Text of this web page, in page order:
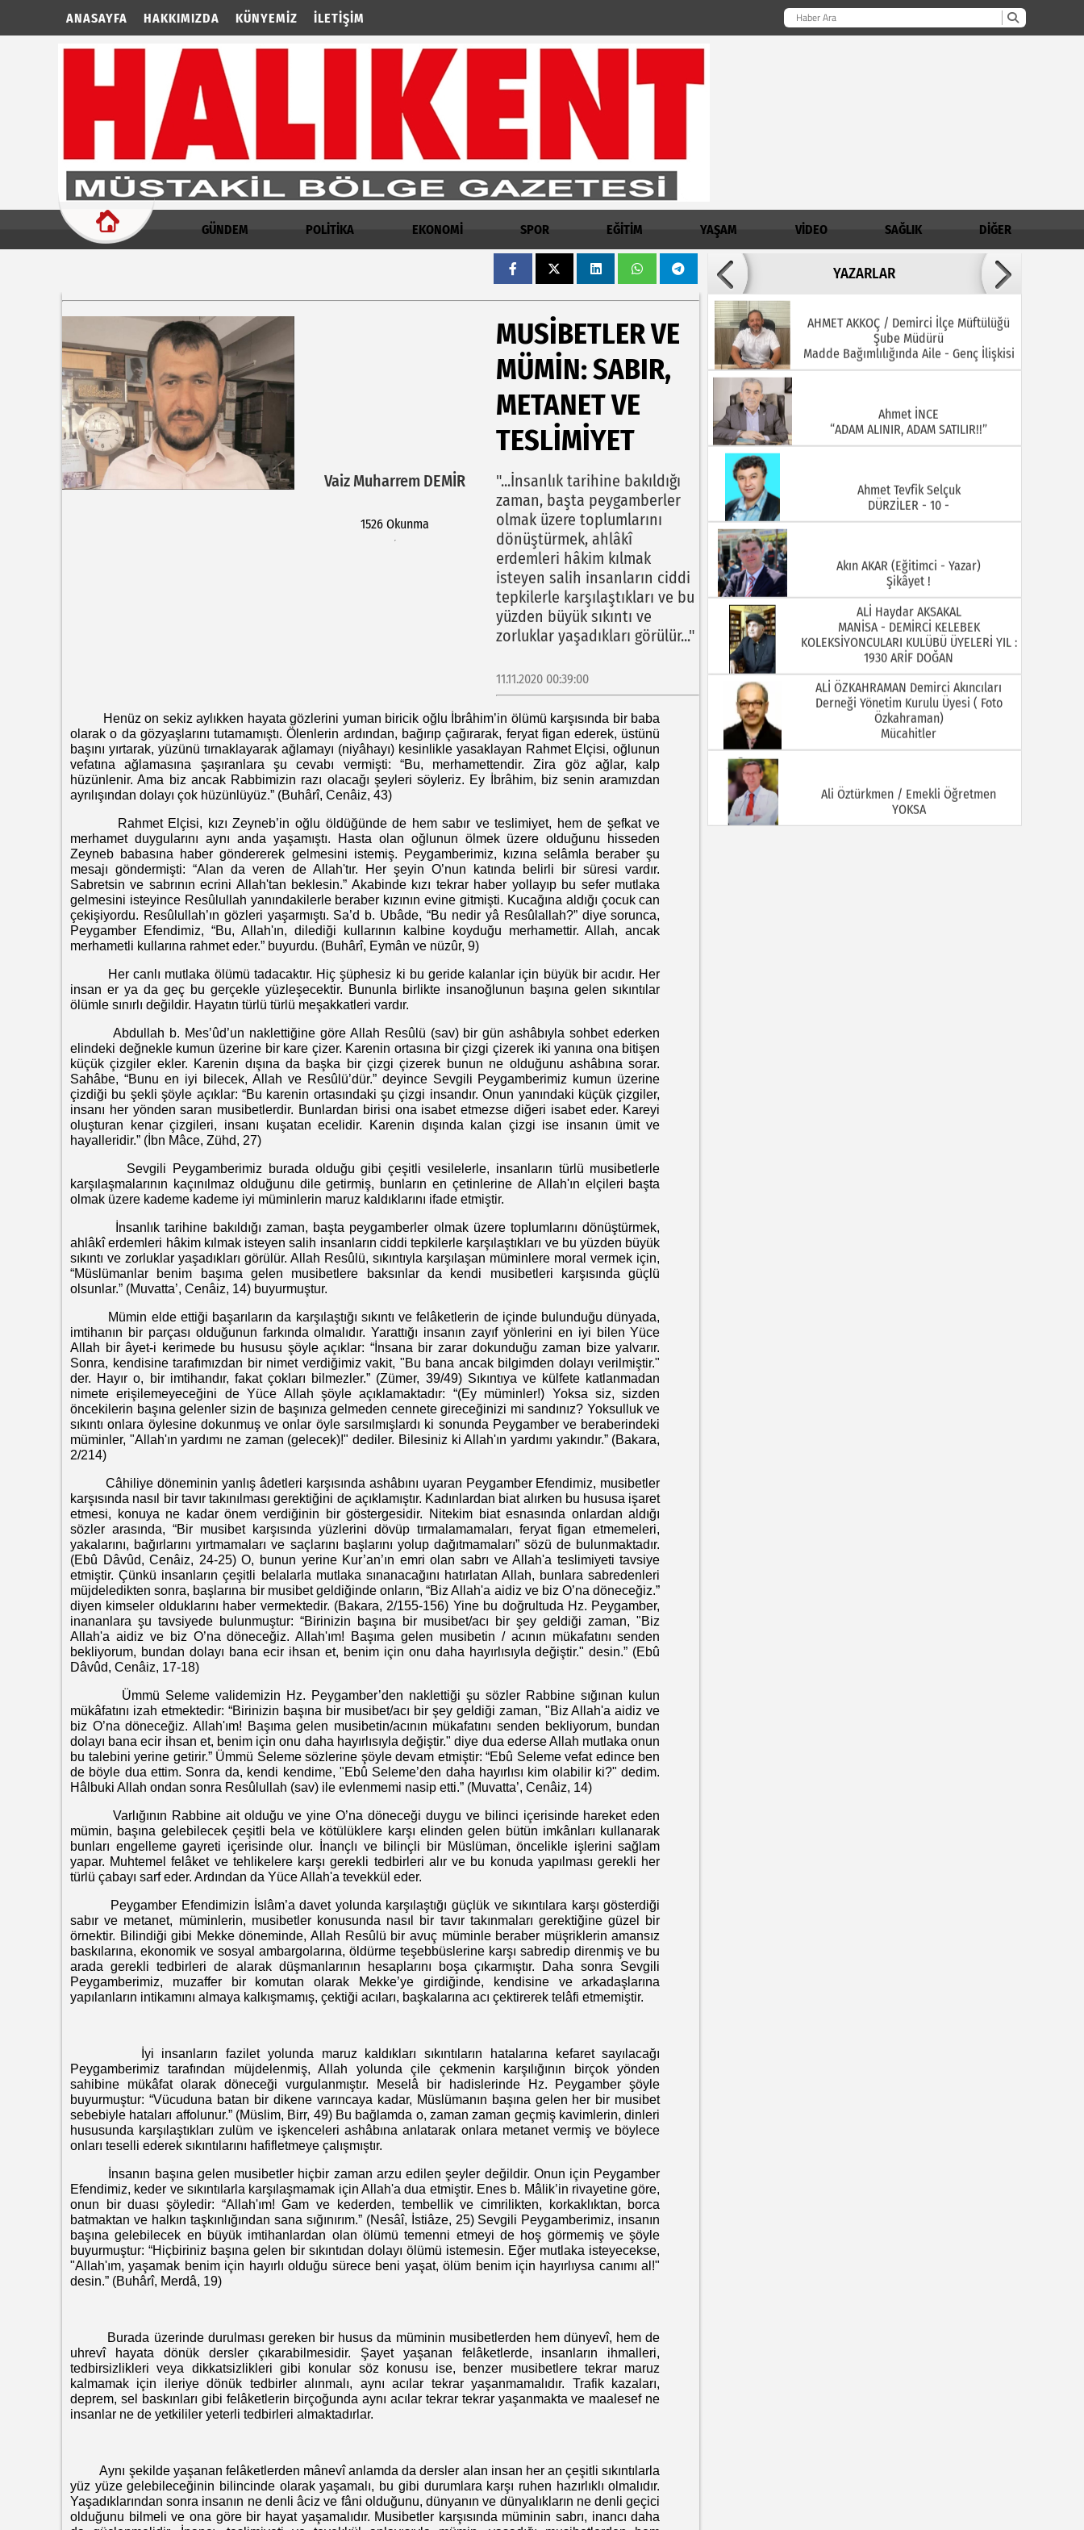
ANASAYFA HAKKIMIZDA KÜNYEMIZ İLETIŞIM
GÜNDEM POLİTİKA EKONOMİ SPOR EĞİTİM YAŞAM VİDEO SAĞLIK DİĞER
Vaiz Muharrem DEMİR
1526 Okunma
MUSIBETLER VE
MÜMIN: SABIR,
METANET VE
TESLIMIYET
"...İnsanlık tarihine bakıldığı
zaman, başta peygamberler
olmak üzere toplumlarını
dönüştürmek, ahlâkî
erdemleri hâkim kılmak
isteyen salih insanların ciddi
tepkilerle karşılaştıkları ve bu
yüzden büyük sıkıntı ve
zorluklar yaşadıkları görülür..."
11.11.2020 00:39:00
Henüz on sekiz aylıkken hayata gözlerini yuman biricik oğlu İbrâhim’in ölümü karşısında bir baba
olarak o da gözyaşlarını tutamamıştı. Ölenlerin ardından, bağırıp çağırarak, feryat figan ederek, üstünü
başını yırtarak, yüzünü tırnaklayarak ağlamayı (niyâhayı) kesinlikle yasaklayan Rahmet Elçisi, oğlunun
vefatına ağlamasına şaşıranlara şu cevabı vermişti: “Bu, merhamettendir. Zira göz ağlar, kalp
hüzünlenir. Ama biz ancak Rabbimizin razı olacağı şeyleri söyleriz. Ey İbrâhim, biz senin aramızdan
ayrılışından dolayı çok hüzünlüyüz.” (Buhârî, Cenâiz, 43)
Rahmet Elçisi, kızı Zeyneb’in oğlu öldüğünde de hem sabır ve teslimiyet, hem de şefkat ve
merhamet duygularını aynı anda yaşamıştı. Hasta olan oğlunun ölmek üzere olduğunu hisseden
Zeyneb babasına haber göndererek gelmesini istemiş. Peygamberimiz, kızına selâmla beraber şu
mesajı göndermişti: “Alan da veren de Allah'tır. Her şeyin O’nun katında belirli bir süresi vardır.
Sabretsin ve sabrının ecrini Allah'tan beklesin.” Akabinde kızı tekrar haber yollayıp bu sefer mutlaka
gelmesini isteyince Resûlullah yanındakilerle beraber kızının evine gitmişti. Kucağına aldığı çocuk can
çekişiyordu. Resûlullah’ın gözleri yaşarmıştı. Sa’d b. Ubâde, “Bu nedir yâ Resûlallah?” diye sorunca,
Peygamber Efendimiz, “Bu, Allah'ın, dilediği kullarının kalbine koyduğu merhamettir. Allah, ancak
merhametli kullarına rahmet eder.” buyurdu. (Buhârî, Eymân ve nüzûr, 9)
Her canlı mutlaka ölümü tadacaktır. Hiç şüphesiz ki bu geride kalanlar için büyük bir acıdır. Her
insan er ya da geç bu gerçekle yüzleşecektir. Bununla birlikte insanoğlunun başına gelen sıkıntılar
ölümle sınırlı değildir. Hayatın türlü türlü meşakkatleri vardır.
Abdullah b. Mes’ûd’un naklettiğine göre Allah Resûlü (sav) bir gün ashâbıyla sohbet ederken
elindeki değnekle kumun üzerine bir kare çizer. Karenin ortasına bir çizgi çizerek iki yanına ona bitişen
küçük çizgiler ekler. Karenin dışına da başka bir çizgi çizerek bunun ne olduğunu ashâbına sorar.
Sahâbe, “Bunu en iyi bilecek, Allah ve Resûlü’dür.” deyince Sevgili Peygamberimiz kumun üzerine
çizdiği bu şekli şöyle açıklar: “Bu karenin ortasındaki şu çizgi insandır. Onun yanındaki küçük çizgiler,
insanı her yönden saran musibetlerdir. Bunlardan birisi ona isabet etmezse diğeri isabet eder. Kareyi
oluşturan kenar çizgileri, insanı kuşatan ecelidir. Karenin dışında kalan çizgi ise insanın ümit ve
hayalleridir.” (İbn Mâce, Zühd, 27)
Sevgili Peygamberimiz burada olduğu gibi çeşitli vesilelerle, insanların türlü musibetlerle
karşılaşmalarının kaçınılmaz olduğunu dile getirmiş, bunların en çetinlerine de Allah'ın elçileri başta
olmak üzere kademe kademe iyi müminlerin maruz kaldıklarını ifade etmiştir.
İnsanlık tarihine bakıldığı zaman, başta peygamberler olmak üzere toplumlarını dönüştürmek,
ahlâkî erdemleri hâkim kılmak isteyen salih insanların ciddi tepkilerle karşılaştıkları ve bu yüzden büyük
sıkıntı ve zorluklar yaşadıkları görülür. Allah Resûlü, sıkıntıyla karşılaşan müminlere moral vermek için,
“Müslümanlar benim başıma gelen musibetlere baksınlar da kendi musibetleri karşısında güçlü
olsunlar.” (Muvatta’, Cenâiz, 14) buyurmuştur.
Mümin elde ettiği başarıların da karşılaştığı sıkıntı ve felâketlerin de içinde bulunduğu dünyada,
imtihanın bir parçası olduğunun farkında olmalıdır. Yarattığı insanın zayıf yönlerini en iyi bilen Yüce
Allah bir âyet-i kerimede bu hususu şöyle açıklar: “İnsana bir zarar dokunduğu zaman bize yalvarır.
Sonra, kendisine tarafımızdan bir nimet verdiğimiz vakit, "Bu bana ancak bilgimden dolayı verilmiştir."
der. Hayır o, bir imtihandır, fakat çokları bilmezler.” (Zümer, 39/49) Sıkıntıya ve külfete katlanmadan
nimete erişilemeyeceğini de Yüce Allah şöyle açıklamaktadır: “(Ey müminler!) Yoksa siz, sizden
öncekilerin başına gelenler sizin de başınıza gelmeden cennete gireceğinizi mi sandınız? Yoksulluk ve
sıkıntı onlara öylesine dokunmuş ve onlar öyle sarsılmışlardı ki sonunda Peygamber ve beraberindeki
müminler, "Allah'ın yardımı ne zaman (gelecek)!" dediler. Bilesiniz ki Allah'ın yardımı yakındır.” (Bakara,
2/214)
Câhiliye döneminin yanlış âdetleri karşısında ashâbını uyaran Peygamber Efendimiz, musibetler
karşısında nasıl bir tavır takınılması gerektiğini de açıklamıştır. Kadınlardan biat alırken bu hususa işaret
etmesi, konuya ne kadar önem verdiğinin bir göstergesidir. Nitekim biat esnasında onlardan aldığı
sözler arasında, “Bir musibet karşısında yüzlerini dövüp tırmalamamaları, feryat figan etmemeleri,
yakalarını, bağırlarını yırtmamaları ve saçlarını başlarını yolup dağıtmamaları” sözü de bulunmaktadır.
(Ebû Dâvûd, Cenâiz, 24-25) O, bunun yerine Kur’an’ın emri olan sabrı ve Allah'a teslimiyeti tavsiye
etmiştir. Çünkü insanların çeşitli belalarla mutlaka sınanacağını hatırlatan Allah, bunlara sabredenleri
müjdeledikten sonra, başlarına bir musibet geldiğinde onların, “Biz Allah'a aidiz ve biz O’na döneceğiz.”
diyen kimseler olduklarını haber vermektedir. (Bakara, 2/155-156) Yine bu doğrultuda Hz. Peygamber,
inananlara şu tavsiyede bulunmuştur: “Birinizin başına bir musibet/acı bir şey geldiği zaman, "Biz
Allah'a aidiz ve biz O’na döneceğiz. Allah'ım! Başıma gelen musibetin / acının mükafatını senden
bekliyorum, bundan dolayı bana ecir ihsan et, benim için onu daha hayırlısıyla değiştir." desin.” (Ebû
Dâvûd, Cenâiz, 17-18)
Ümmü Seleme validemizin Hz. Peygamber’den naklettiği şu sözler Rabbine sığınan kulun
mükâfatını izah etmektedir: “Birinizin başına bir musibet/acı bir şey geldiği zaman, "Biz Allah'a aidiz ve
biz O’na döneceğiz. Allah'ım! Başıma gelen musibetin/acının mükafatını senden bekliyorum, bundan
dolayı bana ecir ihsan et, benim için onu daha hayırlısıyla değiştir." diye dua ederse Allah mutlaka onun
bu talebini yerine getirir.” Ümmü Seleme sözlerine şöyle devam etmiştir: “Ebû Seleme vefat edince ben
de böyle dua ettim. Sonra da, kendi kendime, "Ebû Seleme’den daha hayırlısı kim olabilir ki?" dedim.
Hâlbuki Allah ondan sonra Resûlullah (sav) ile evlenmemi nasip etti.” (Muvatta’, Cenâiz, 14)
Varlığının Rabbine ait olduğu ve yine O’na döneceği duygu ve bilinci içerisinde hareket eden
mümin, başına gelebilecek çeşitli bela ve kötülüklere karşı elinden gelen bütün imkânları kullanarak
bunları engelleme gayreti içerisinde olur. İnançlı ve bilinçli bir Müslüman, öncelikle işlerini sağlam
yapar. Muhtemel felâket ve tehlikelere karşı gerekli tedbirleri alır ve bu konuda yapılması gerekli her
türlü çabayı sarf eder. Ardından da Yüce Allah'a tevekkül eder.
Peygamber Efendimizin İslâm’a davet yolunda karşılaştığı güçlük ve sıkıntılara karşı gösterdiği
sabır ve metanet, müminlerin, musibetler konusunda nasıl bir tavır takınmaları gerektiğine güzel bir
örnektir. Bilindiği gibi Mekke döneminde, Allah Resûlü bir avuç müminle beraber müşriklerin amansız
baskılarına, ekonomik ve sosyal ambargolarına, öldürme teşebbüslerine karşı sabredip direnmiş ve bu
arada gerekli tedbirleri de alarak düşmanlarının hesaplarını boşa çıkarmıştır. Daha sonra Sevgili
Peygamberimiz, muzaffer bir komutan olarak Mekke’ye girdiğinde, kendisine ve arkadaşlarına
yapılanların intikamını almaya kalkışmamış, çektiği acıları, başkalarına acı çektirerek telâfi etmemiştir.
İyi insanların fazilet yolunda maruz kaldıkları sıkıntıların hatalarına kefaret sayılacağı
Peygamberimiz tarafından müjdelenmiş, Allah yolunda çile çekmenin karşılığının birçok yönden
sahibine mükâfat olarak döneceği vurgulanmıştır. Meselâ bir hadislerinde Hz. Peygamber şöyle
buyurmuştur: “Vücuduna batan bir dikene varıncaya kadar, Müslümanın başına gelen her bir musibet
sebebiyle hataları affolunur.” (Müslim, Birr, 49) Bu bağlamda o, zaman zaman geçmiş kavimlerin, dinleri
hususunda karşılaştıkları zulüm ve işkenceleri ashâbına anlatarak onlara metanet vermiş ve böylece
onları teselli ederek sıkıntılarını hafifletmeye çalışmıştır.
İnsanın başına gelen musibetler hiçbir zaman arzu edilen şeyler değildir. Onun için Peygamber
Efendimiz, keder ve sıkıntılarla karşılaşmamak için Allah'a dua etmiştir. Enes b. Mâlik’in rivayetine göre,
onun bir duası şöyledir: “Allah'ım! Gam ve kederden, tembellik ve cimrilikten, korkaklıktan, borca
batmaktan ve halkın taşkınlığından sana sığınırım.” (Nesâî, İstiâze, 25) Sevgili Peygamberimiz, insanın
başına gelebilecek en büyük imtihanlardan olan ölümü temenni etmeyi de hoş görmemiş ve şöyle
buyurmuştur: “Hiçbiriniz başına gelen bir sıkıntıdan dolayı ölümü istemesin. Eğer mutlaka isteyecekse,
"Allah'ım, yaşamak benim için hayırlı olduğu sürece beni yaşat, ölüm benim için hayırlıysa canımı al!"
desin.” (Buhârî, Merdâ, 19)
Burada üzerinde durulması gereken bir husus da müminin musibetlerden hem dünyevî, hem de
uhrevî hayata dönük dersler çıkarabilmesidir. Şayet yaşanan felâketlerde, insanların ihmalleri,
tedbirsizlikleri veya dikkatsizlikleri gibi konular söz konusu ise, benzer musibetlere tekrar maruz
kalmamak için ileriye dönük tedbirler alınmalı, aynı acılar tekrar yaşanmamalıdır. Trafik kazaları,
deprem, sel baskınları gibi felâketlerin birçoğunda aynı acılar tekrar tekrar yaşanmakta ve maalesef ne
insanlar ne de yetkililer yeterli tedbirleri almaktadırlar.
Aynı şekilde yaşanan felâketlerden mânevî anlamda da dersler alan insan her an çeşitli sıkıntılarla
yüz yüze gelebileceğinin bilincinde olarak yaşamalı, bu gibi durumlara karşı ruhen hazırlıklı olmalıdır.
Yaşadıklarından sonra insanın ne denli âciz ve fâni olduğunu, dünyanın ve dünyalıkların ne denli geçici
olduğunu bilmeli ve ona göre bir hayat yaşamalıdır. Musibetler karşısında müminin sabrı, inancı daha
YAZARLAR
İNŞALLAH MUHSİNLERDEN OLURUZ!
AHMET AKKOÇ / Demirci İlçe Müftülüğü
Şube Müdürü
Madde Bağımlılığında Aile - Genç İlişkisi
Ahmet İNCE
“ADAM ALINIR, ADAM SATILIR!!”
Ahmet Tevfik Selçuk
DÜRZİLER - 10 -
Akın AKAR (Eğitimci - Yazar)
Şikâyet !
ALİ Haydar AKSAKAL
MANİSA - DEMİRCİ KELEBEK
KOLEKSİYONCULARI KULÜBÜ ÜYELERİ YIL :
1930 ARİF DOĞAN
ALİ ÖZKAHRAMAN Demirci Akıncıları
Derneği Yönetim Kurulu Üyesi ( Foto
Özkahraman)
Mücahitler
Ali Öztürkmen / Emekli Öğretmen
YOKSA